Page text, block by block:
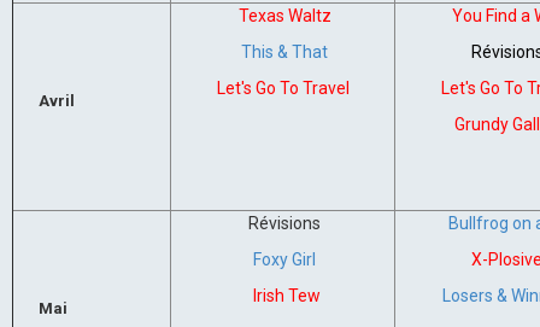
Avril
Texas Waltz
This & That
Let's Go To Travel
You Find a
Let's Go To
Grundy
Mai
Révisions
Foxy Girl
Irish Tew
Bullfrog on
X-
Losers &